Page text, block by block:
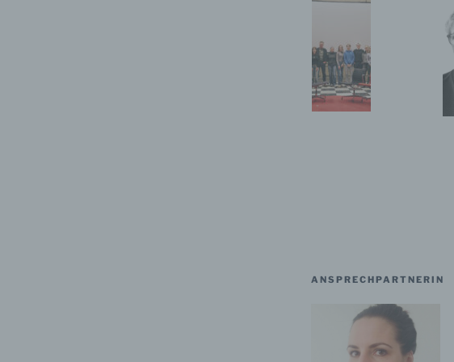
ANSPRECHPARTNERIN
personenbezogener Daten mit dem Ziel, ihre künftige Verarbeitung